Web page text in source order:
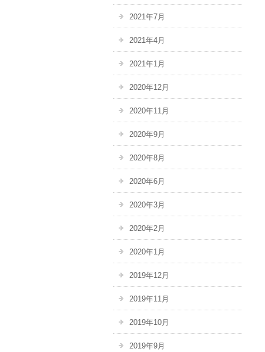
2021年7月
2021年4月
2021年1月
2020年12月
2020年11月
2020年9月
2020年8月
2020年6月
2020年3月
2020年2月
2020年1月
2019年12月
2019年11月
2019年10月
2019年9月